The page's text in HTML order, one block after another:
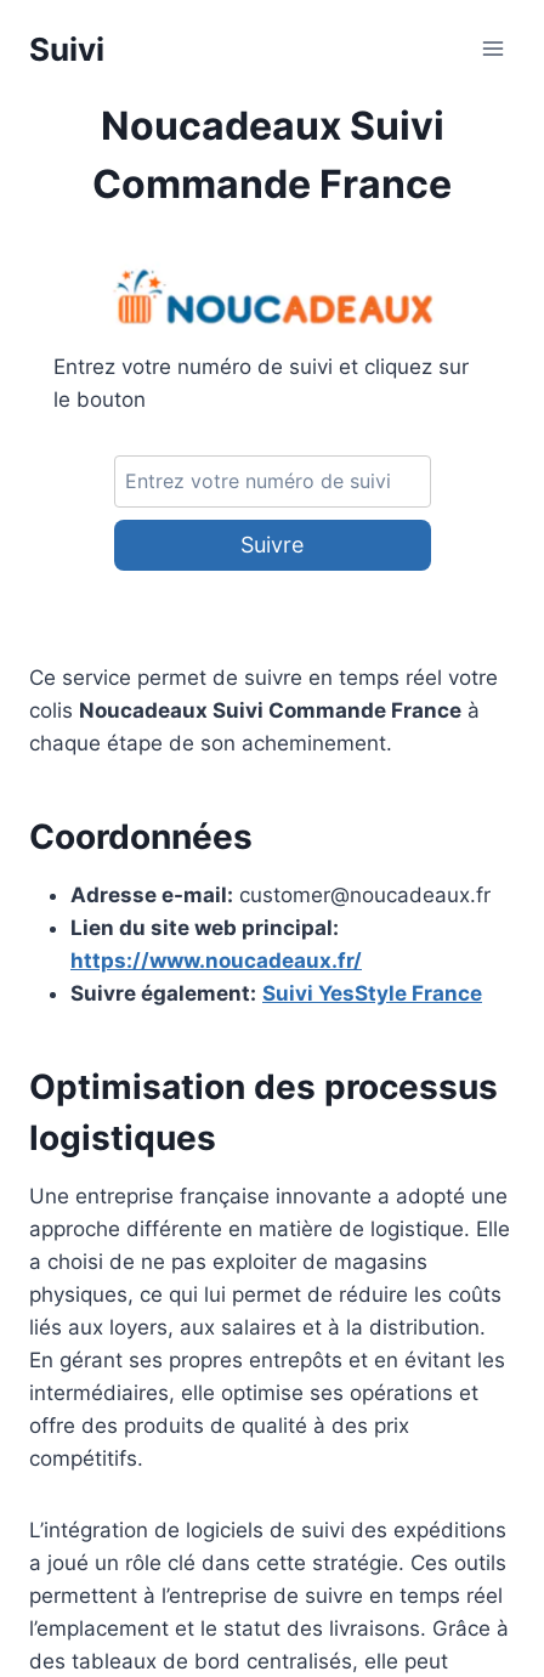
Suivi
Noucadeaux Suivi
Commande France
Entrez votre numéro de suivi et cliquez sur
le bouton
Suivre
Ce service permet de suivre en temps réel votre
colis Noucadeaux Suivi Commande France à
chaque étape de son acheminement.
Coordonnées
Adresse e-mail: customer@noucadeaux.fr
Lien du site web principal:
https://www.noucadeaux.fr/
Suivre également: Suivi YesStyle France
Optimisation des processus
logistiques
Une entreprise française innovante a adopté une
approche différente en matière de logistique. Elle
a choisi de ne pas exploiter de magasins
physiques, ce qui lui permet de réduire les coûts
liés aux loyers, aux salaires et à la distribution.
En gérant ses propres entrepôts et en évitant les
intermédiaires, elle optimise ses opérations et
offre des produits de qualité à des prix
compétitifs.
L’intégration de logiciels de suivi des expéditions
a joué un rôle clé dans cette stratégie. Ces outils
permettent à l’entreprise de suivre en temps réel
l’emplacement et le statut des livraisons. Grâce à
des tableaux de bord centralisés, elle peut